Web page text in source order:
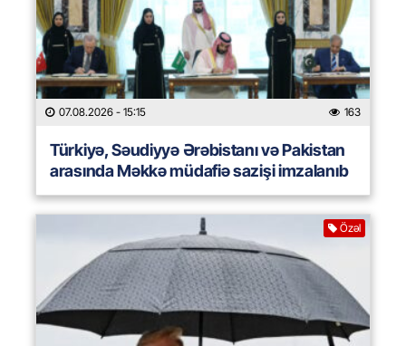
07.08.2026 - 15:15 163
Türkiyə, Səudiyyə Ərəbistanı və Pakistan
arasında Məkkə müdafiə sazişi imzalanıb
Özəl